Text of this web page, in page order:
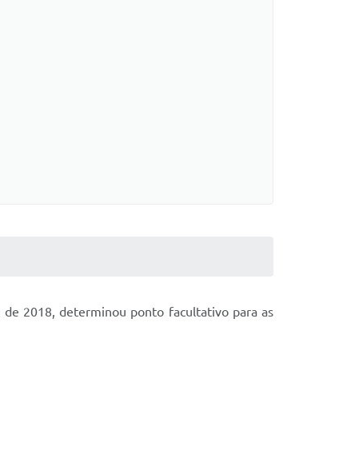
2018, determinou ponto facultativo para as